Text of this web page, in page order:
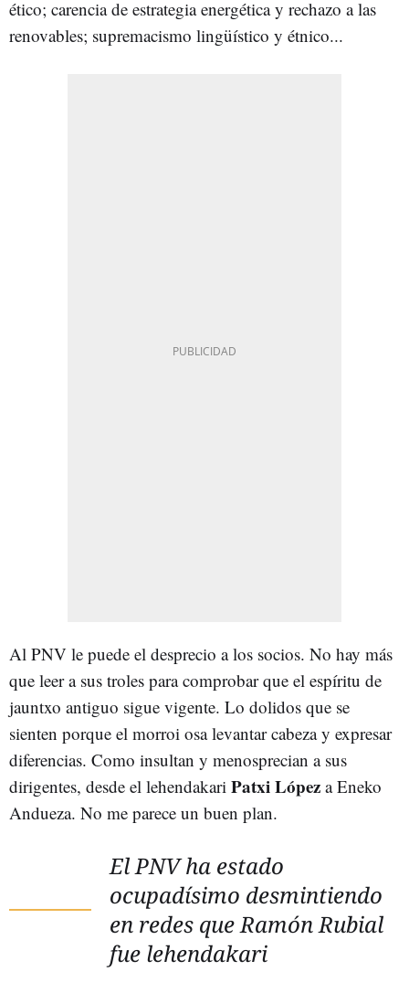
ético; carencia de estrategia energética y rechazo a las
renovables; supremacismo lingüístico y étnico...
Al PNV le puede el desprecio a los socios. No hay más
que leer a sus troles para comprobar que el espíritu de
jauntxo antiguo sigue vigente. Lo dolidos que se
sienten porque el morroi osa levantar cabeza y expresar
diferencias. Como insultan y menosprecian a sus
dirigentes, desde el lehendakari Patxi López a Eneko
Andueza. No me parece un buen plan.
El PNV ha estado
ocupadísimo desmintiendo
en redes que Ramón Rubial
fue lehendakari